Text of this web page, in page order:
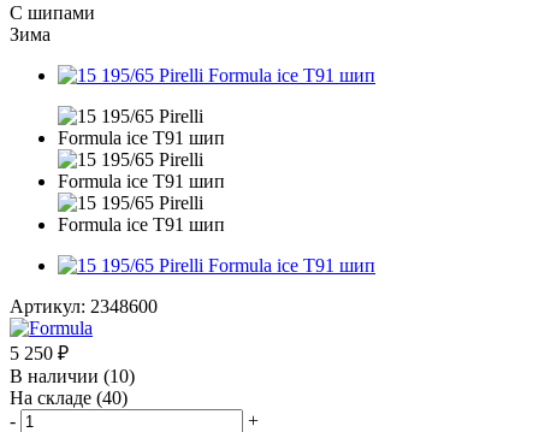
С шипами
Зима
Артикул: 2348600
5 250 ₽
В наличии (10)
На складе (40)
-
+